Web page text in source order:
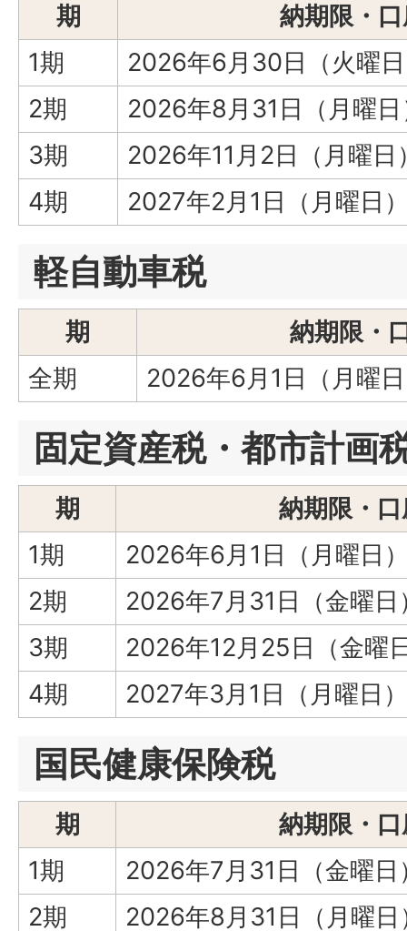
期
納期限・
1期
2026年6月30日（火曜
2期
2026年8月31日（月曜日
3期
2026年11月2日（月曜日
4期
2027年2月1日（月曜日
軽自動車税
期
納期限・
全期
2026年6月1日（月曜
固定資産税・都市計画
期
納期限・
1期
2026年6月1日（月曜日
2期
2026年7月31日（金曜日
3期
2026年12月25日（金曜
4期
2027年3月1日（月曜日）
国民健康保険税
期
納期限・
1期
2026年7月31日（金曜日
2期
2026年8月31日（月曜日